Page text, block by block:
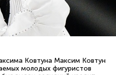
Ковтуна Максим Ковтун
молодых фигуристов